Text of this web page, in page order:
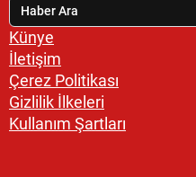
Künye
İletişim
Çerez Politikası
Gizlilik İlkeleri
Kullanım Şartları